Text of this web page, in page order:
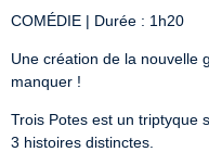
COMÉDIE | Durée : 1h20
Une création de la nouvelle
manquer !
Trois Potes est un triptyque
3 histoires distinctes.